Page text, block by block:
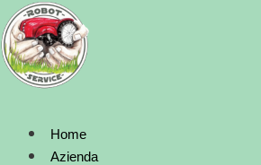
Vai
al
contenuto
Home
Azienda